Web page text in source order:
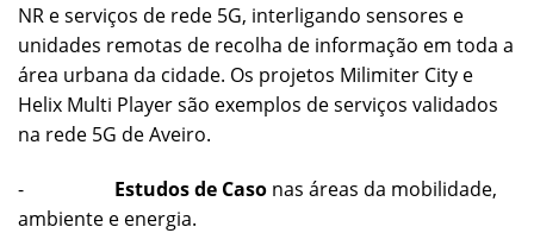
NR e serviços de rede 5G, interligando sensores e
unidades remotas de recolha de informação em toda a
área urbana da cidade. Os projetos Milimiter City e
Helix Multi Player são exemplos de serviços validados
na rede 5G de Aveiro.
- Estudos de Caso nas áreas da mobilidade,
ambiente e energia.